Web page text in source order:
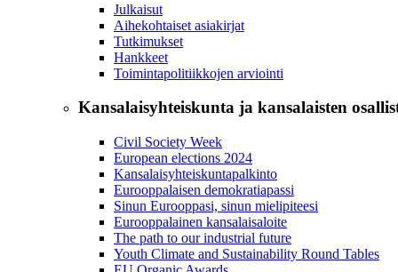
Julkaisut
Aihekohtaiset asiakirjat
Tutkimukset
Hankkeet
Toimintapolitiikkojen arviointi
Kansalaisyhteiskunta ja kansalaisten
Civil Society Week
European elections 2024
Kansalaisyhteiskuntapalkinto
Eurooppalaisen demokratiapassi
Sinun Eurooppasi, sinun mielipiteesi
Eurooppalainen kansalaisaloite
The path to our industrial future
Youth Climate and Sustainability Round Tables